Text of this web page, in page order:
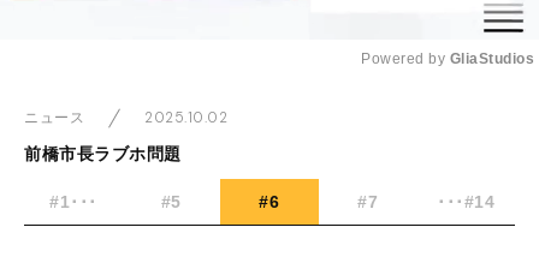
Powered by GliaStudios
ニュース
2025.10.02
前橋市長ラブホ問題
#1･･･ #5 #6 #7 ･･･#14